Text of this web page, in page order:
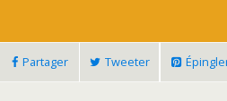
Partager Tweeter